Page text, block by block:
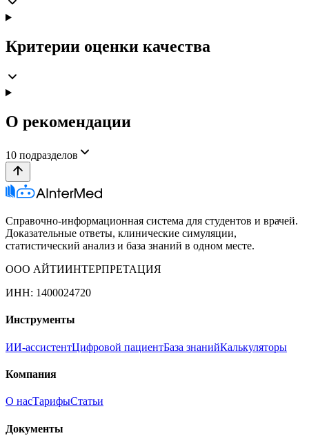
Критерии оценки качества
О рекомендации
10 подразделов
Справочно-информационная система для студентов и врачей.
Доказательные ответы, клинические симуляции,
статистический анализ и база знаний в одном месте.
ООО АЙТИИНТЕРПРЕТАЦИЯ
ИНН: 1400024720
Инструменты
ИИ-ассистентЦифровой пациентБаза знанийКалькуляторы
Компания
О насТарифыСтатьи
Документы